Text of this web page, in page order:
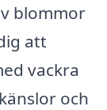
blommor
att
vackra
och